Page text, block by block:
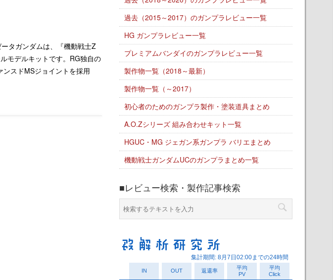
タガンダムは、『機動戦士Z
モデルキットです。RG独自の
スドMSジョイントを採用
過去（2015～2017）のガンプラレビュー一覧
HG ガンプラレビュー一覧
プレミアムバンダイのガンプラレビュー一覧
製作物一覧（2018～最新）
製作物一覧（～2017）
初心者のためのガンプラ製作・塗装道具まとめ
A.O.Zシリーズ 組み合わせキット一覧
HGUC・MG ジェガン系ガンプラ バリエまとめ
機動戦士ガンダムUCのガンプラまとめ一覧
■レビュー検索・製作記事検索